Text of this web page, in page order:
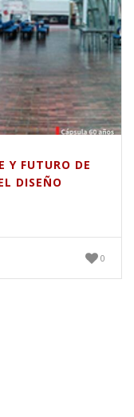
Y FUTURO DE
DISEÑO
0